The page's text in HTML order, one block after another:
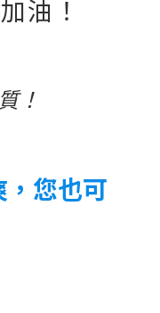
油！
！
您也可